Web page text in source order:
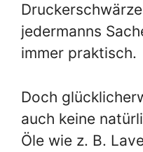
jedermanns
immer praktisch.
Doch
auch keine
Öle wie z. B.